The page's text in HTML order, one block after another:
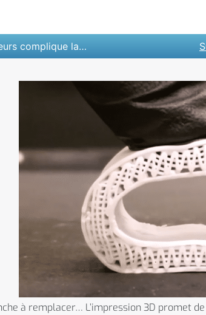
d’implants dentaires
à remplacer… L’impression 3D promet